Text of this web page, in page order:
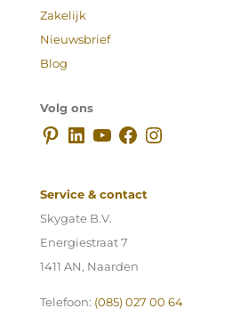
Zakelijk
Nieuwsbrief
Blog
Volg ons
Pinterest
LinkedIn
YouTube
Facebook
Instagram
Service & contact
Skygate B.V.
Energiestraat 7
1411 AN, Naarden
Telefoon: (085) 027 00 64